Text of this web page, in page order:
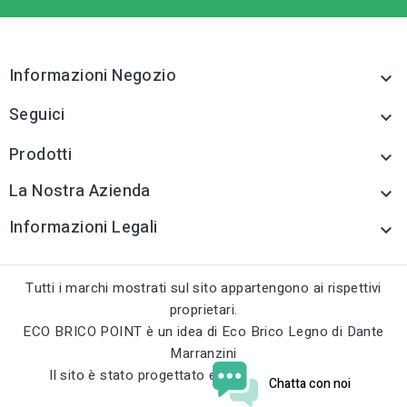
Informazioni Negozio 
Seguici 
Prodotti 
La Nostra Azienda 
Informazioni Legali 
Chatta con noi
Tutti i marchi mostrati sul sito appartengono ai rispettivi
proprietari.
ECO BRICO POINT è un idea di Eco Brico Legno di Dante
Marranzini
Il sito è stato progettato e sviluppato da
curci.eu